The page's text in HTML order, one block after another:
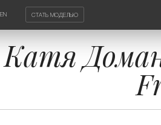
EN СТАТЬ МОДЕЛЬЮ
Катя